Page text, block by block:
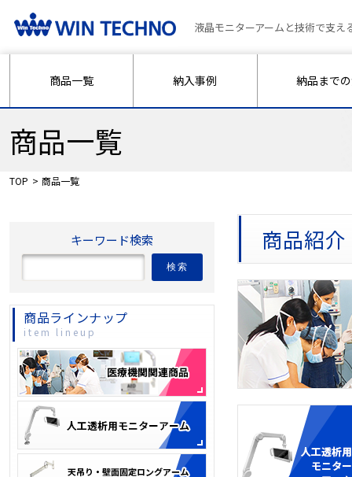
液晶モニターアームと技術で支
商品一覧 納入事例 納品まで
商品一覧
TOP 商品一覧
商品紹介
キーワード検索
検索
商品ラインナップ
item lineup